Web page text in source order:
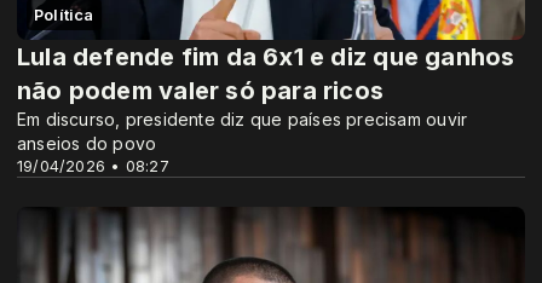
Política
19/04/2026 • 08:27
Lula defende fim da 6x1 e diz que ganhos
não podem valer só para ricos
Em discurso, presidente diz que países precisam ouvir
anseios do povo